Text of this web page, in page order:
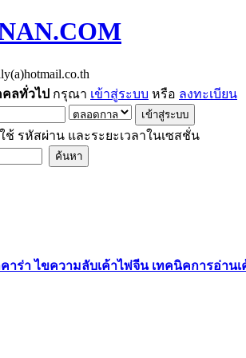
ลทั่วไป กรุณา เข้าสู่ระบบ หรือ ลงทะเบียน
ช้ รหัสผ่าน และระยะเวลาในเซสชั่น
าร่า ไขความลับเค้าไพ่จีน เทคนิคการอ่าน